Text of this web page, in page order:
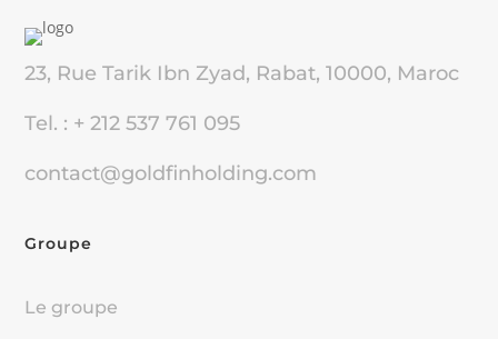
23, Rue Tarik Ibn Zyad, Rabat, 10000, Maroc
Tel. : + 212 537 761 095
contact@goldfinholding.com
Groupe
Le groupe